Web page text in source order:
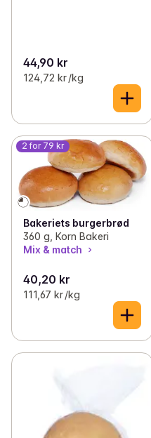
44,90 kr
124,72 kr /kg
2 for 79 kr
Bakeriets burgerbrød
360 g, Korn Bakeri
Mix & match
40,20 kr
111,67 kr /kg